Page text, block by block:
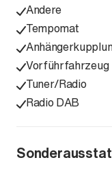
Andere
Tempomat
Vorführfahrzeug
Tuner/Radio
Radio DAB